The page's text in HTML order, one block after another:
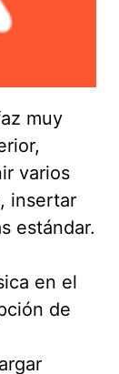
muy
varios
insertar
estándar.
en el
de